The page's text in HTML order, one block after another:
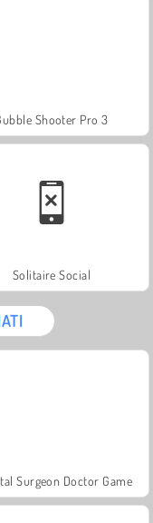
Shooter Pro 3
Solitaire Social
Surgeon Doctor Game